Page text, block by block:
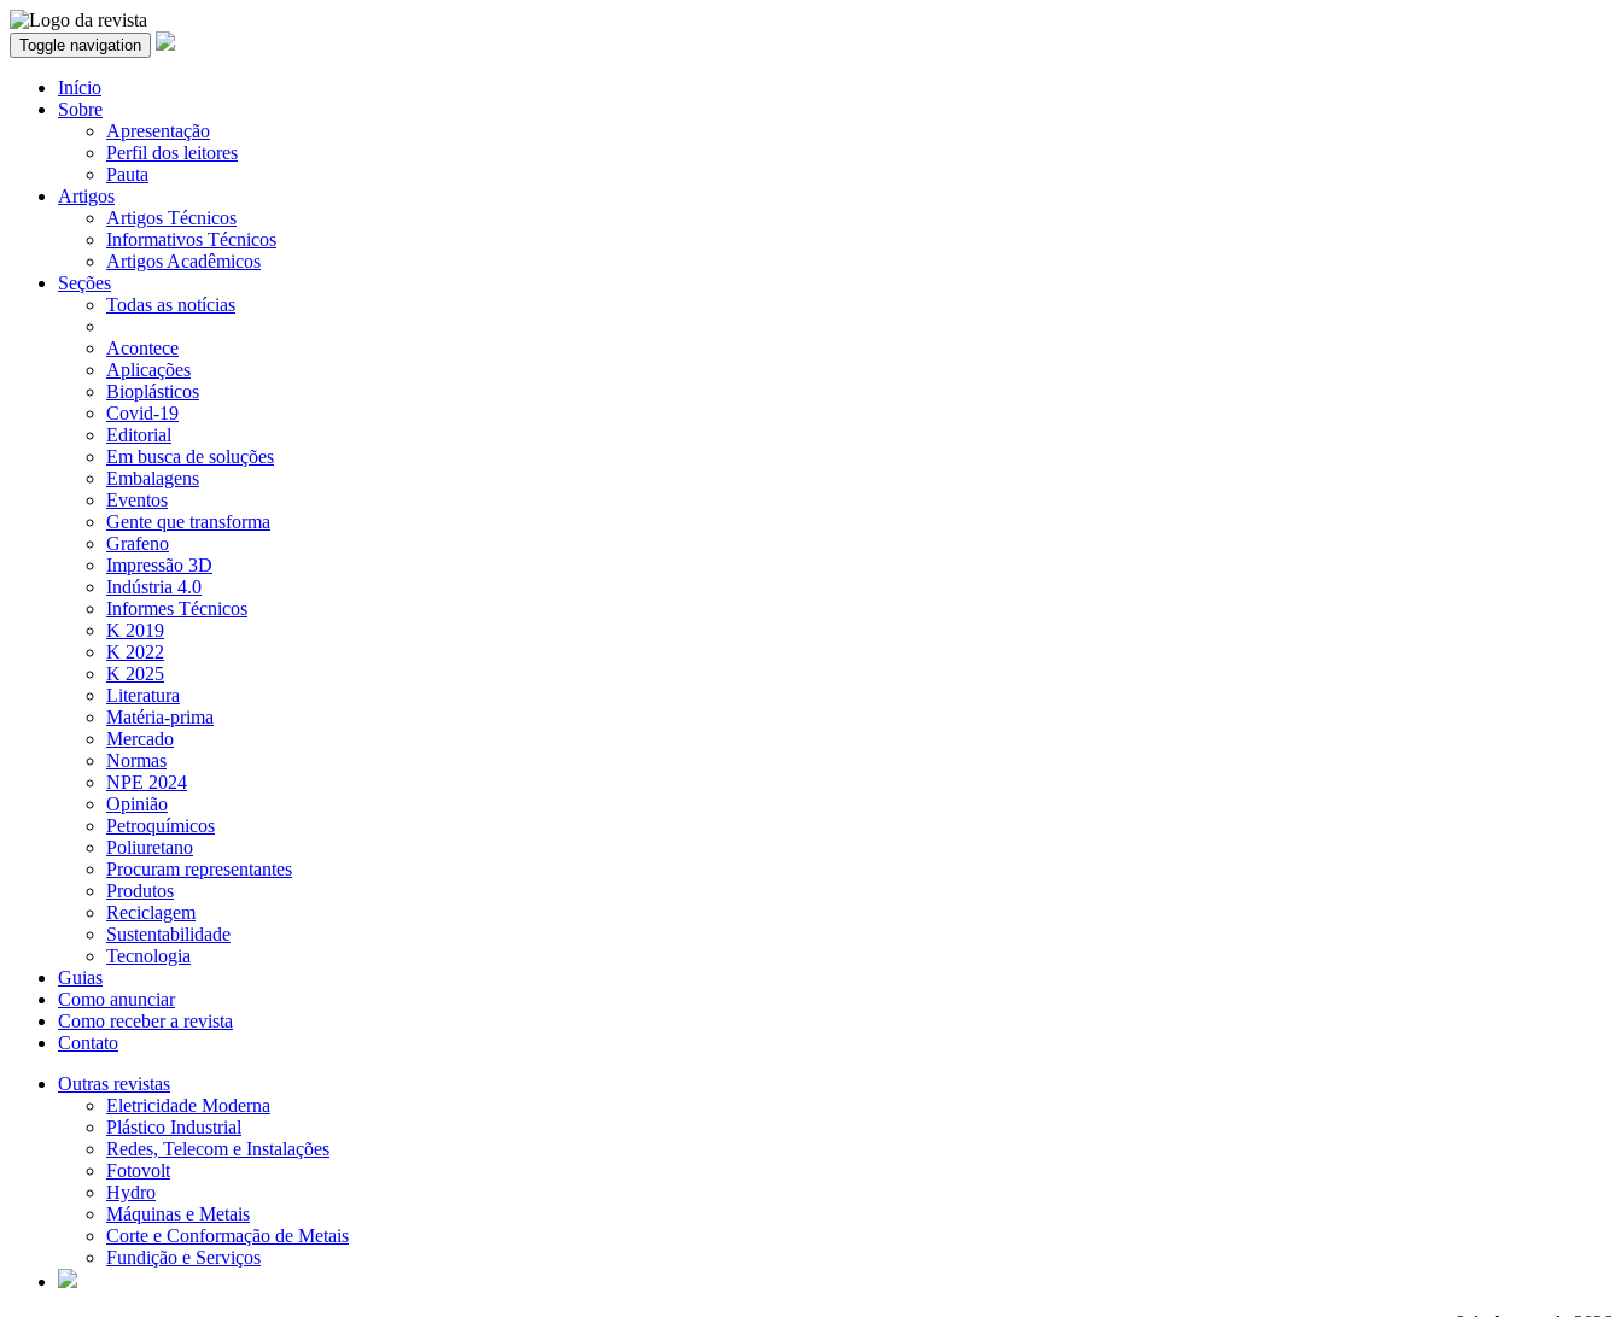
Toggle navigation
Início
Sobre
Apresentação
Perfil dos leitores
Pauta
Artigos
Artigos Técnicos
Informativos Técnicos
Artigos Acadêmicos
Seções
Todas as notícias
Acontece
Aplicações
Bioplásticos
Covid-19
Editorial
Em busca de soluções
Embalagens
Eventos
Gente que transforma
Grafeno
Impressão 3D
Indústria 4.0
Informes Técnicos
K 2019
K 2022
K 2025
Literatura
Matéria-prima
Mercado
Normas
NPE 2024
Opinião
Petroquímicos
Poliuretano
Procuram representantes
Produtos
Reciclagem
Sustentabilidade
Tecnologia
Guias
Como anunciar
Como receber a revista
Contato
Outras revistas
Eletricidade Moderna
Plástico Industrial
Redes, Telecom e Instalações
Fotovolt
Hydro
Máquinas e Metais
Corte e Conformação de Metais
Fundição e Serviços